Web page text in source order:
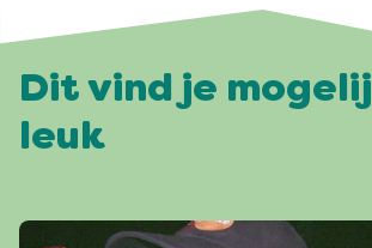
Dit vind je
leuk